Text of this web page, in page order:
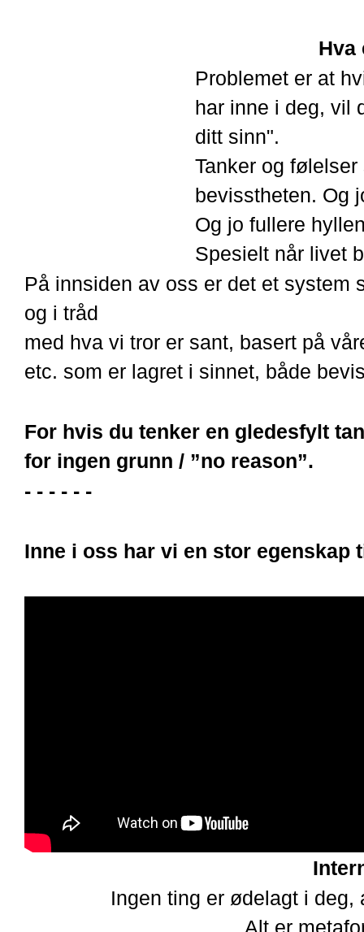
Hva
Problemet er at
har inne i deg, vil
ditt sinn".
Tanker og
bevisstheten. Og
Og jo fullere
Spesielt når livet
På innsiden av oss er det et system
og i tråd
med hva vi tror er sant, basert på
etc. som er lagret i sinnet, både
For hvis du tenker en gledesfylt
for ingen grunn / ”no reason”.
- - - - - -
Inne i oss har vi en stor egenskap
Ingen ting er ødelagt i
Alt er